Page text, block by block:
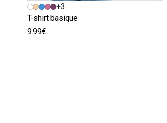
+3
T-shirt basique
9.99€